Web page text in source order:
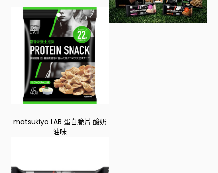
matsukiyo LAB 蛋白脆片 酸奶
油味